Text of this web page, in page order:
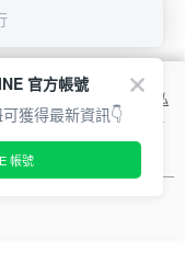
方式之詳情，及若您不希
定，請參閱本網站「
隱私
您同意本公司得按本網站使
官方帳號
獲得最新資訊👇
帳號